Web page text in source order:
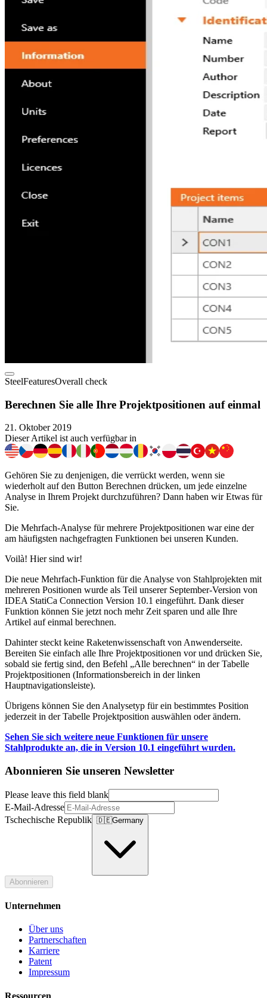
SteelFeaturesOverall check
Berechnen Sie alle Ihre Projektpositionen auf einmal
21. Oktober 2019
Dieser Artikel ist auch verfügbar in
Gehören Sie zu denjenigen, die verrückt werden, wenn sie
wiederholt auf den Button Berechnen drücken, um jede einzelne
Analyse in Ihrem Projekt durchzuführen? Dann haben wir Etwas für
Sie.
Die Mehrfach-Analyse für mehrere Projektpositionen war eine der
am häufigsten nachgefragten Funktionen bei unseren Kunden.
Voilà! Hier sind wir!
Die neue Mehrfach-Funktion für die Analyse von Stahlprojekten mit
mehreren Positionen wurde als Teil unserer September-Version von
IDEA StatiCa Connection Version 10.1 eingeführt. Dank dieser
Funktion können Sie jetzt noch mehr Zeit sparen und alle Ihre
Artikel auf einmal berechnen.
Dahinter steckt keine Raketenwissenschaft von Anwenderseite.
Bereiten Sie einfach alle Ihre Projektpositionen vor und drücken Sie,
sobald sie fertig sind, den Befehl „Alle berechnen“ in der Tabelle
Projektpositionen (Informationsbereich in der linken
Hauptnavigationsleiste).
Übrigens können Sie den Analysetyp für ein bestimmtes Position
jederzeit in der Tabelle Projektposition auswählen oder ändern.
Sehen Sie sich weitere neue Funktionen für unsere
Stahlprodukte an, die in Version 10.1 eingeführt wurden.
Abonnieren Sie unseren Newsletter
Please leave this field blank
E-Mail-Adresse
Tschechische Republik 🇩🇪Germany
Abonnieren
Unternehmen
Über uns
Partnerschaften
Karriere
Patent
Impressum
Ressourcen